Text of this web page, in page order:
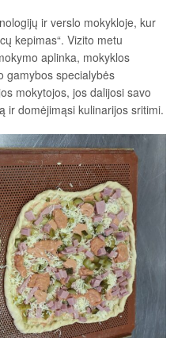
ir verslo mokykloje, kur
kepimas“. Vizito metu
aplinka, mokyklos
gamybos specialybės
mokytojos, jos dalijosi savo
ir domėjimąsi kulinarijos sritimi.